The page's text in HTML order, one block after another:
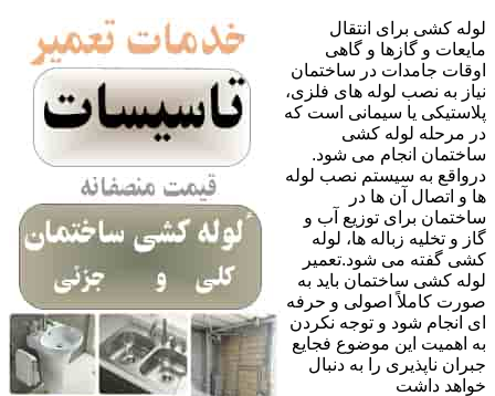
لوله کشی برای انتقال
مایعات و گازها و گاهی
اوقات جامدات در ساختمان
نیاز به نصب لوله های فلزی،
پلاستیکی یا سیمانی است که
در مرحله لوله کشی
ساختمان انجام می شود.
درواقع به سیستم نصب لوله
ها و اتصال آن ها در
ساختمان برای توزیع آب و
گاز و تخلیه زباله ها، لوله
کشی گفته می شود.تعمیر
لوله کشی ساختمان باید به
صورت کاملاً اصولی و حرفه
ای انجام شود و توجه نکردن
به اهمیت این موضوع فجایع
جبران ناپذیری را به دنبال
خواهد داشت